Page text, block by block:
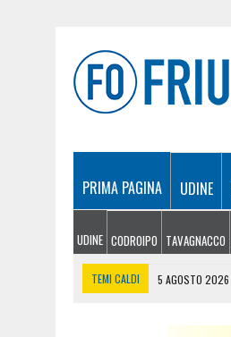
PRIMA PAGINA UDINE
UDINE CODROIPO TAVAGNACCO
TEMI CALDI 5 AGOSTO 2026